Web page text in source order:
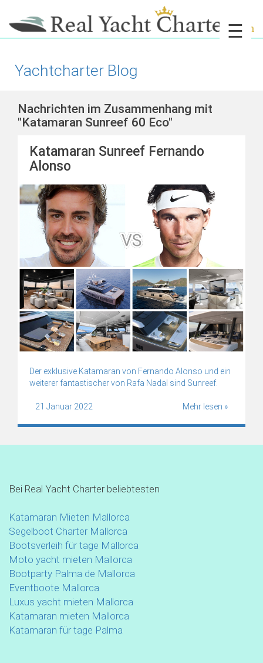
☰
Yachtcharter Blog
Nachrichten im Zusammenhang mit
"Katamaran Sunreef 60 Eco"
Katamaran Sunreef Fernando
Alonso
Der exklusive Katamaran von Fernando Alonso und ein
weiterer fantastischer von Rafa Nadal sind Sunreef.
21 Januar 2022 Mehr lesen »
Bei Real Yacht Charter beliebtesten
Katamaran Mieten Mallorca
Segelboot Charter Mallorca
Bootsverleih für tage Mallorca
Moto yacht mieten Mallorca
Bootparty Palma de Mallorca
Eventboote Mallorca
Luxus yacht mieten Mallorca
Katamaran mieten Mallorca
Katamaran für tage Palma